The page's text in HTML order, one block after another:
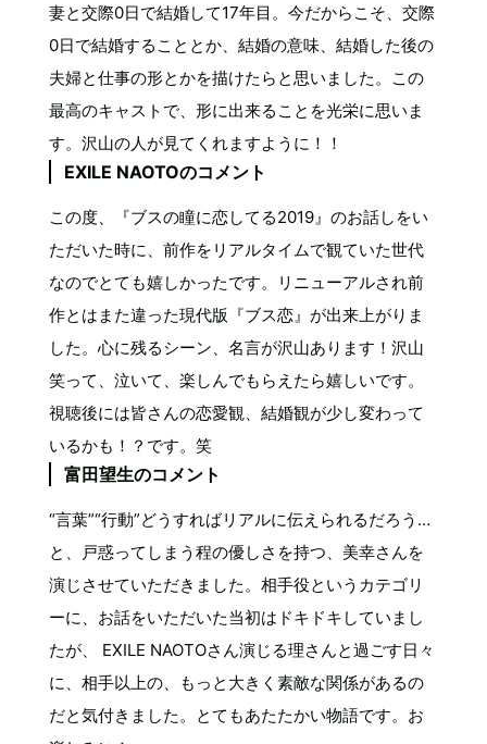
妻と交際0日で結婚して17年目。今だからこそ、交際
0日で結婚することとか、結婚の意味、結婚した後の
夫婦と仕事の形とかを描けたらと思いました。この
最高のキャストで、形に出来ることを光栄に思いま
す。沢山の人が見てくれますように！！
EXILE NAOTOのコメント
この度、『ブスの瞳に恋してる2019』のお話しをい
ただいた時に、前作をリアルタイムで観ていた世代
なのでとても嬉しかったです。リニューアルされ前
作とはまた違った現代版『ブス恋』が出来上がりま
した。心に残るシーン、名言が沢山あります！沢山
笑って、泣いて、楽しんでもらえたら嬉しいです。
視聴後には皆さんの恋愛観、結婚観が少し変わって
いるかも！？です。笑
富田望生のコメント
“言葉”“行動”どうすればリアルに伝えられるだろう…
と、戸惑ってしまう程の優しさを持つ、美幸さんを
演じさせていただきました。相手役というカテゴリ
ーに、お話をいただいた当初はドキドキしていまし
たが、 EXILE NAOTOさん演じる理さんと過ごす日々
に、相手以上の、もっと大きく素敵な関係があるの
だと気付きました。とてもあたたかい物語です。お